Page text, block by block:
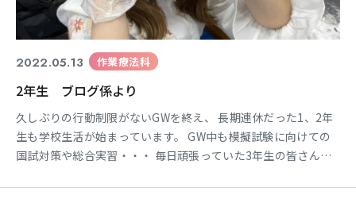
2022.05.13 作業療法科
2年生 ブログ係より
久しぶりの行動制限がないGWを終え、 長期連休だった1、2年
生も学校生活が始まっています。 GW中も模擬試験に向けての
国試対策や総合実習・・・ 毎日頑張っていた3年生の皆さん、
境を ブログ係さんに伝えていただきます！ ＊＊＊＊＊＊＊＊＊
東海医療工学
専門学校
東海医療工学
専門学校
東海医療工学
専門学校
東海医療工学
専門学校